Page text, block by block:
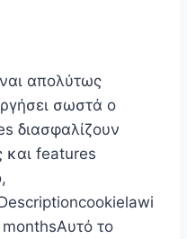
απoλύτως
σωστά ο
διασφαλίζουν
και features
το